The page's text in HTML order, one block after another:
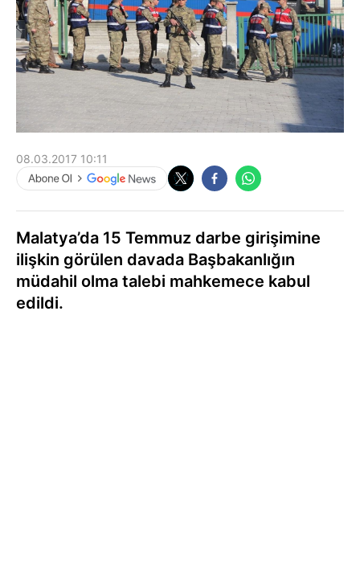
08.03.2017 10:11
Malatya’da 15 Temmuz darbe girişimine
ilişkin görülen davada Başbakanlığın
müdahil olma talebi mahkemece kabul
edildi.